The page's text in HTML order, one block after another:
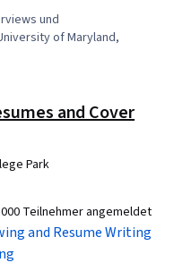
und
of Maryland,
and Cover
Park
Teilnehmer angemeldet
and Resume Writing